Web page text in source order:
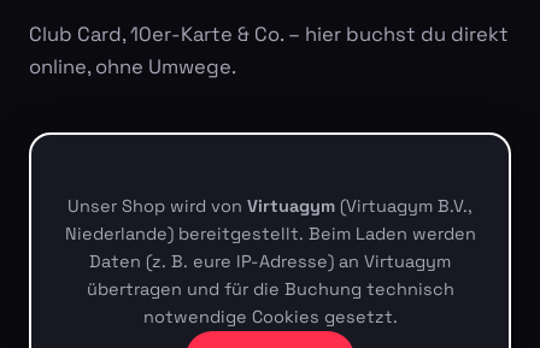
Club Card, 10er-Karte & Co. – hier buchst du direkt
online, ohne Umwege.
Unser Shop wird von Virtuagym (Virtuagym B.V.,
Niederlande) bereitgestellt. Beim Laden werden
Daten (z. B. eure IP-Adresse) an Virtuagym
übertragen und für die Buchung technisch
notwendige Cookies gesetzt.